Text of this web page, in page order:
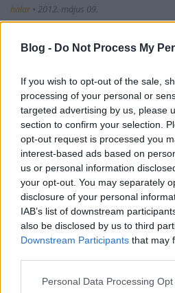
Blog - Do Not Process My
If you wish to opt-out of the sale,
processing of your personal or
targeted advertising by us, please
section to confirm your selection.
opt-out request is processed you
interest-based ads based on
us or personal information
your opt-out. You may separately
disclosure of your personal
IAB’s list of downstream
also be disclosed by us to third
Downstream Participants that may
Please note that this website/app
Personal Data Processing
halar • 2012. május 09.
Talán az esti színház előtt?